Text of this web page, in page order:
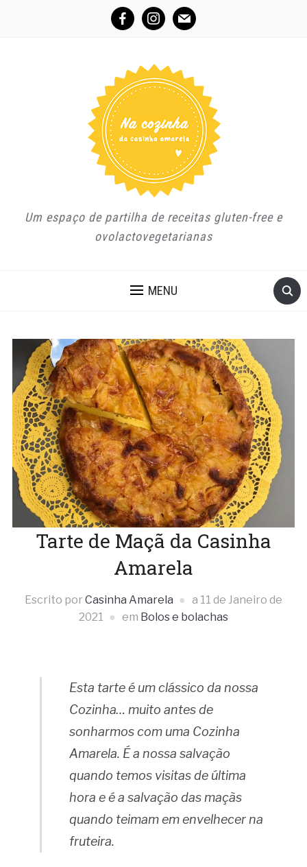
facebookinstagrammail
Um espaço de partilha de receitas gluten-free e
ovolactovegetarianas
MENU
Tarte de Maçã da Casinha
Amarela
Escrito por Casinha Amarela a 11 de Janeiro de
2021
em Bolos e bolachas
Esta tarte é um clássico da nossa
Cozinha… muito antes de
sonharmos com uma Cozinha
Amarela. É a nossa salvação
quando temos visitas de última
hora e é a salvação das maçãs
quando teimam em envelhecer na
fruteira.